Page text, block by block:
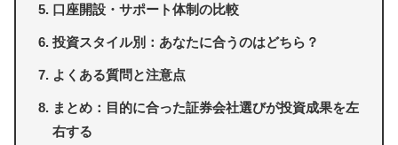
口座開設・サポート体制の比較
投資スタイル別：あなたに合うのはどちら？
よくある質問と注意点
まとめ：目的に合った証券会社選びが投資成果を左
右する